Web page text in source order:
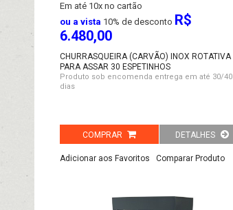
Em até 10x no cartão
ou a vista 10% de desconto R$
6.480,00
CHURRASQUEIRA (CARVÃO) INOX ROTATIVA
PARA ASSAR 30 ESPETINHOS
Produto sob encomenda entrega em até 30/40
dias
COMPRAR DETALHES
Adicionar aos Favoritos Comparar Produto